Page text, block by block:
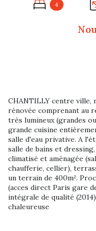
4
CHANTILLY centre ville,
rénovée comprenant au
très lumineux (grandes
grande cuisine
salle d'eau privative. A
salle de bains et
climatisé et aménagée
chaufferie, cellier),
un terrain de 400m².
(acces direct Paris gare
intégrale de qualité
chaleureuse